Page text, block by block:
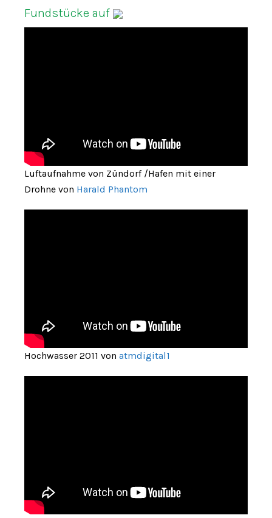
Fundstücke auf
Luftaufnahme von Zündorf /Hafen mit einer
Drohne von Harald Phantom
Hochwasser 2011 von atmdigital1